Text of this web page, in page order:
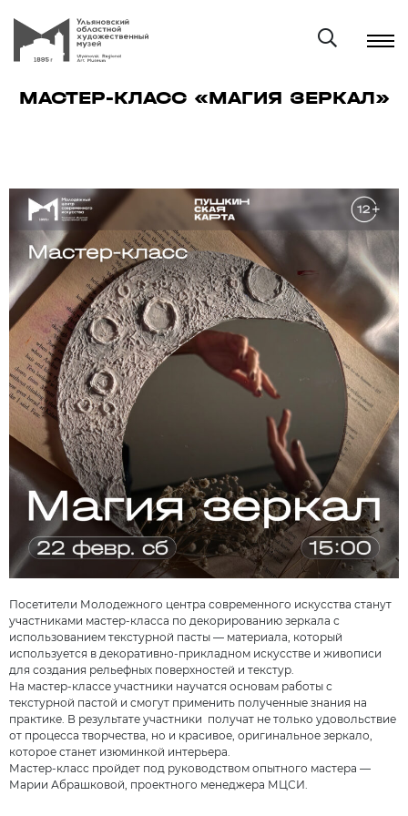
МАСТЕР-КЛАСС «МАГИЯ ЗЕРКАЛ»
Посетители Молодежного центра современного искусства станут
участниками мастер-класса по декорированию зеркала с
использованием текстурной пасты — материала, который
используется в декоративно-прикладном искусстве и живописи
для создания рельефных поверхностей и текстур.
На мастер-классе участники научатся основам работы с
текстурной пастой и смогут применить полученные знания на
практике. В результате участники получат не только удовольствие
от процесса творчества, но и красивое, оригинальное зеркало,
которое станет изюминкой интерьера.
Мастер-класс пройдет под руководством опытного мастера —
Марии Абрашковой, проектного менеджера МЦСИ.